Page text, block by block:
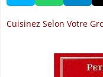
Cuisinez Selon Votre